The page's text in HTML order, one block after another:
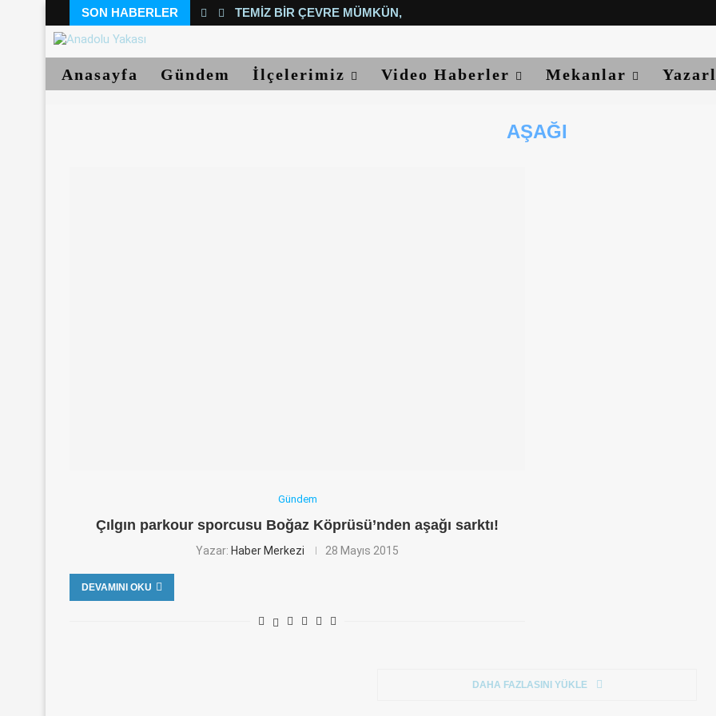
SON HABERLER TEMIZ BIR ÇEVRE MÜMKÜN, YETER...
Anasayfa Gündem İlçelerimiz Video Haberler Mekanlar
AŞAĞI
Gündem
Çılgın parkour sporcusu Boğaz Köprüsü’nden aşağı sarktı!
Yazar: Haber Merkezi 28 Mayıs 2015
DEVAMINI OKU
DAHA FAZLASINI YÜKLE